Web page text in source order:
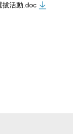
拔活動.doc